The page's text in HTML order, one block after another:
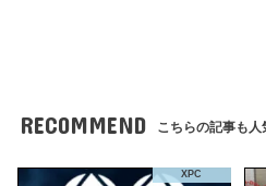
RECOMMEND こちらの記事も人
XPC